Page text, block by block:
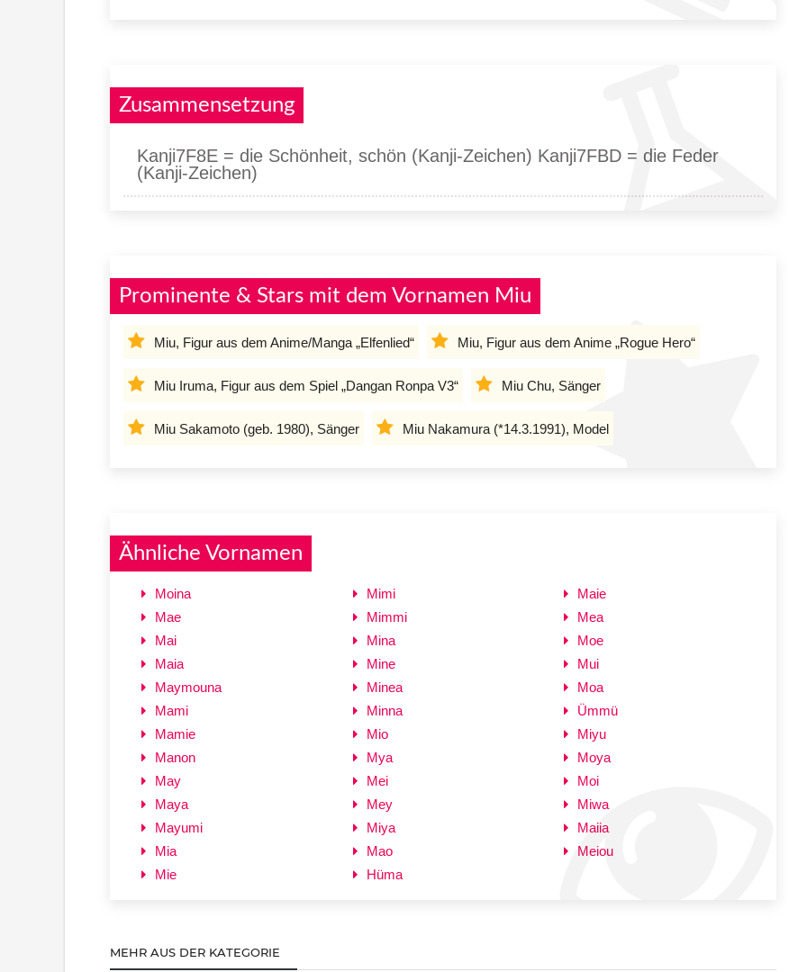
Zusammensetzung
Kanji7F8E = die Schönheit, schön (Kanji-Zeichen) Kanji7FBD = die Feder
(Kanji-Zeichen)
Prominente & Stars mit dem Vornamen Miu
Miu, Figur aus dem Anime/Manga „Elfenlied“ Miu, Figur aus dem Anime „Rogue Hero“
Miu Iruma, Figur aus dem Spiel „Dangan Ronpa V3“ Miu Chu, Sänger
Miu Sakamoto (geb. 1980), Sänger Miu Nakamura (*14.3.1991), Model
Ähnliche Vornamen
Moina
Mae
Mai
Maia
Maymouna
Mami
Mamie
Manon
May
Maya
Mayumi
Mia
Mie
Mimi
Mimmi
Mina
Mine
Minea
Minna
Mio
Mya
Mei
Mey
Miya
Mao
Hüma
Maie
Mea
Moe
Mui
Moa
Ümmü
Miyu
Moya
Moi
Miwa
Maiia
Meiou
MEHR AUS DER KATEGORIE